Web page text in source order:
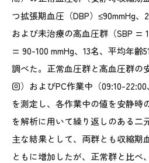
つ拡張期血圧（DBP）≤90mmHg、
および未治療の高血圧群（SBP =
= 90-100 mmHg、13名、平均年齢
調べた。正常血圧群と高血圧群の
回）およびPC作業中（09:10-
を測定し、各作業中の値を安静時
を解析に用いて繰り返しのある二
主な結果として、両群とも収縮期
ともに増加したが、正常群と比べ